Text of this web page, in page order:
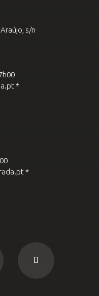
s/n
*
*